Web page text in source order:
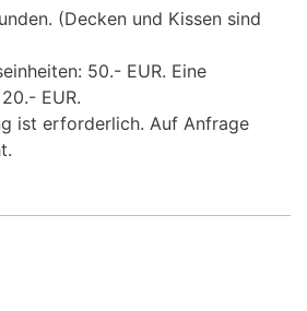
(Decken und Kissen sind
50.- EUR. Eine
EUR.
ist erforderlich. Auf Anfrage